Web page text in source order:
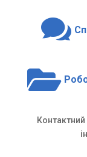

